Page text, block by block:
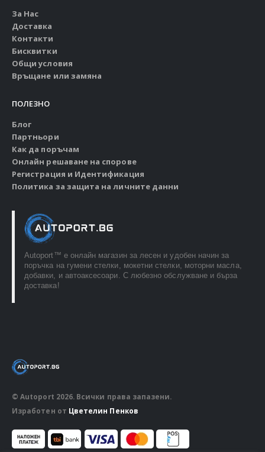
За Нас
Доставка
Контакти
Бисквитки
Общи условия
Връщане или замяна
ПОЛЕЗНО
Блог
Партньори
Как да поръчам
Онлайн решаване на спорове
Регистрация и Идентификация
Политика за защита на личните данни
Autoport™ e онлайн магазин за лесен и удобен начин за
поръчка на гумени стелки, мокетни стелки, моторни масла,
добавки, и автоаксесоари. С любезно обслужване и бърза
доставка!
© Autoport 2026. Всички права запазени.
Изработен от Цветелин Пенков